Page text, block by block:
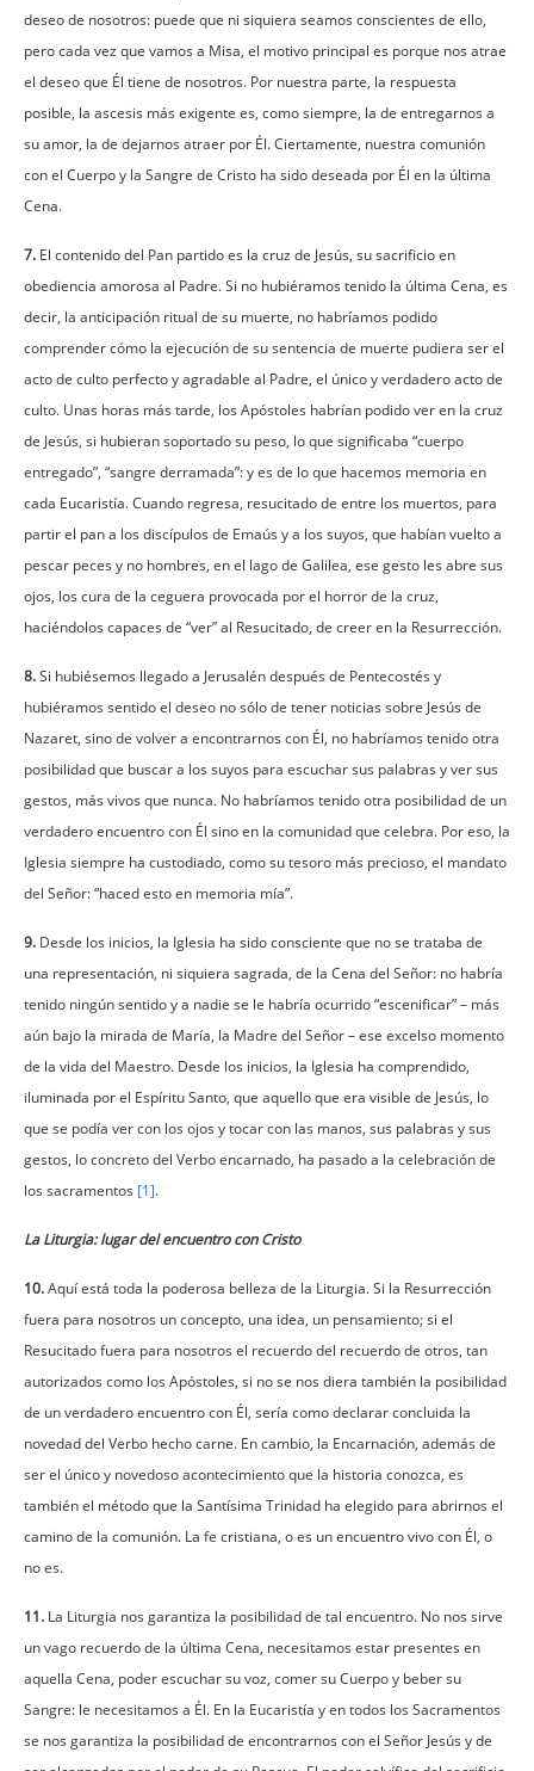
deseo de nosotros: puede que ni siquiera seamos conscientes de ello,
pero cada vez que vamos a Misa, el motivo principal es porque nos atrae
el deseo que Él tiene de nosotros. Por nuestra parte, la respuesta
posible, la ascesis más exigente es, como siempre, la de entregarnos a
su amor, la de dejarnos atraer por Él. Ciertamente, nuestra comunión
con el Cuerpo y la Sangre de Cristo ha sido deseada por Él en la última
Cena.
7. El contenido del Pan partido es la cruz de Jesús, su sacrificio en
obediencia amorosa al Padre. Si no hubiéramos tenido la última Cena, es
decir, la anticipación ritual de su muerte, no habríamos podido
comprender cómo la ejecución de su sentencia de muerte pudiera ser el
acto de culto perfecto y agradable al Padre, el único y verdadero acto de
culto. Unas horas más tarde, los Apóstoles habrían podido ver en la cruz
de Jesús, si hubieran soportado su peso, lo que significaba “cuerpo
entregado”, “sangre derramada”: y es de lo que hacemos memoria en
cada Eucaristía. Cuando regresa, resucitado de entre los muertos, para
partir el pan a los discípulos de Emaús y a los suyos, que habían vuelto a
pescar peces y no hombres, en el lago de Galilea, ese gesto les abre sus
ojos, los cura de la ceguera provocada por el horror de la cruz,
haciéndolos capaces de “ver” al Resucitado, de creer en la Resurrección.
8.Si hubiésemos llegado a Jerusalén después de Pentecostés y
hubiéramos sentido el deseo no sólo de tener noticias sobre Jesús de
Nazaret, sino de volver a encontrarnos con Él, no habríamos tenido otra
posibilidad que buscar a los suyos para escuchar sus palabras y ver sus
gestos, más vivos que nunca. No habríamos tenido otra posibilidad de un
verdadero encuentro con Él sino en la comunidad que celebra. Por eso, la
Iglesia siempre ha custodiado, como su tesoro más precioso, el mandato
del Señor: “haced esto en memoria mía”.
9. Desde los inicios, la Iglesia ha sido consciente que no se trataba de
una representación, ni siquiera sagrada, de la Cena del Señor: no habría
tenido ningún sentido y a nadie se le habría ocurrido “escenificar” – más
aún bajo la mirada de María, la Madre del Señor – ese excelso momento
de la vida del Maestro. Desde los inicios, la Iglesia ha comprendido,
iluminada por el Espíritu Santo, que aquello que era visible de Jesús, lo
que se podía ver con los ojos y tocar con las manos, sus palabras y sus
gestos, lo concreto del Verbo encarnado, ha pasado a la celebración de
los sacramentos [1].
La Liturgia: lugar del encuentro con Cristo
10.Aquí está toda la poderosa belleza de la Liturgia. Si la Resurrección
fuera para nosotros un concepto, una idea, un pensamiento; si el
Resucitado fuera para nosotros el recuerdo del recuerdo de otros, tan
autorizados como los Apóstoles, si no se nos diera también la posibilidad
de un verdadero encuentro con Él, sería como declarar concluida la
novedad del Verbo hecho carne. En cambio, la Encarnación, además de
ser el único y novedoso acontecimiento que la historia conozca, es
también el método que la Santísima Trinidad ha elegido para abrirnos el
camino de la comunión. La fe cristiana, o es un encuentro vivo con Él, o
no es.
11. La Liturgia nos garantiza la posibilidad de tal encuentro. No nos sirve
un vago recuerdo de la última Cena, necesitamos estar presentes en
aquella Cena, poder escuchar su voz, comer su Cuerpo y beber su
Sangre: le necesitamos a Él. En la Eucaristía y en todos los Sacramentos
se nos garantiza la posibilidad de encontrarnos con el Señor Jesús y de